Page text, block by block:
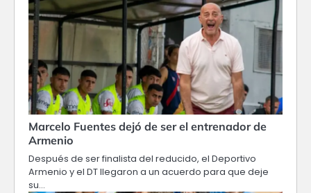
Marcelo Fuentes dejó de ser el entrenador de
Armenio
Después de ser finalista del reducido, el Deportivo
Armenio y el DT llegaron a un acuerdo para que deje
su…